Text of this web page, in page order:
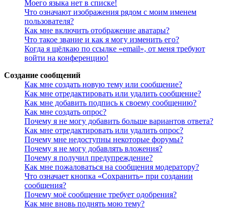
Моего языка нет в списке!
Что означают изображения рядом с моим именем
пользователя?
Как мне включить отображение аватары?
Что такое звание и как я могу изменить его?
Когда я щёлкаю по ссылке «email», от меня требуют
войти на конференцию!
Создание сообщений
Как мне создать новую тему или сообщение?
Как мне отредактировать или удалить сообщение?
Как мне добавить подпись к своему сообщению?
Как мне создать опрос?
Почему я не могу добавить больше вариантов ответа?
Как мне отредактировать или удалить опрос?
Почему мне недоступны некоторые форумы?
Почему я не могу добавлять вложения?
Почему я получил предупреждение?
Как мне пожаловаться на сообщения модератору?
Что означает кнопка «Сохранить» при создании
сообщения?
Почему моё сообщение требует одобрения?
Как мне вновь поднять мою тему?